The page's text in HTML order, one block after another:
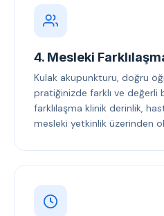
4. Mesleki
Kulak akupunkturu, doğru
pratiğinizde farklı ve değerli
farklılaşma klinik derinlik,
mesleki yetkinlik üzerinden